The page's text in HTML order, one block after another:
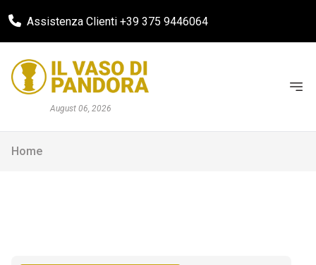
Assistenza Clienti +39 375 9446064
August 06, 2026
Home